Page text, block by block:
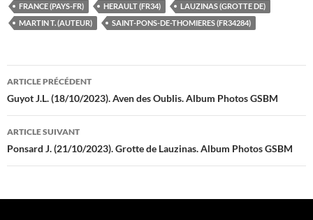
FRANCE (PAYS-FR) HERAULT (FR34)
LAUZINAS (GROTTE DE)
MARTIN T. (AUTEUR)
SAINT-PONS-DE-THOMIERES (FR34284)
Navigation
des
articles
ARTICLE PRÉCÉDENT
Guyot J.L. (18/10/2023). Aven des Oublis. Album Photos GSBM
ARTICLE SUIVANT
Ponsard J. (21/10/2023). Grotte de Lauzinas. Album Photos GSBM